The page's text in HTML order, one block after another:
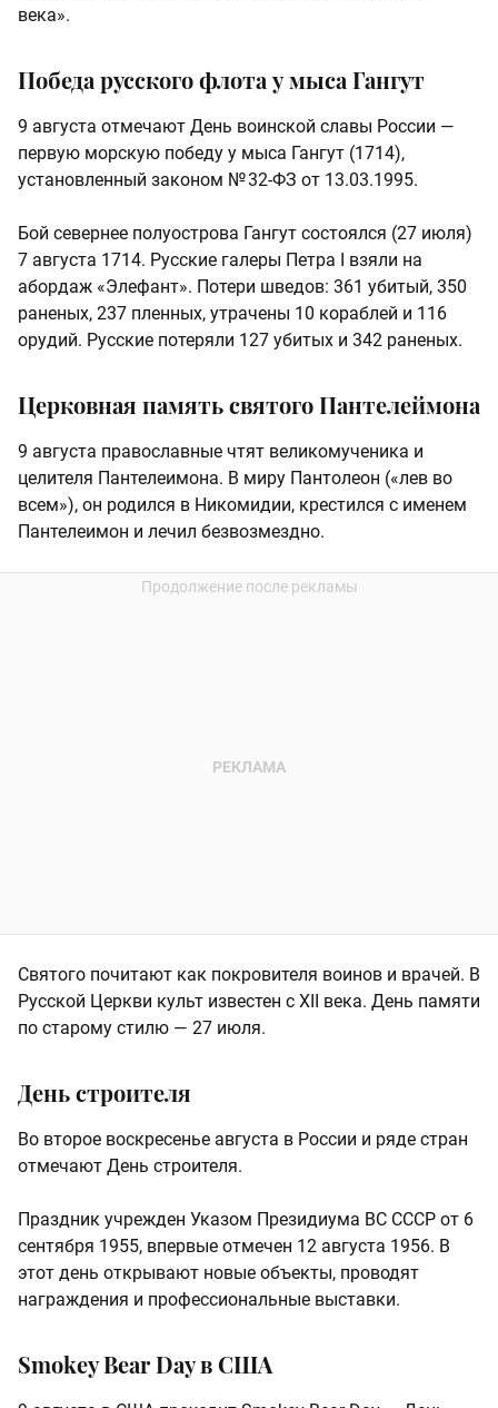
века».
Победа русского флота у мыса Гангут
9 августа отмечают День воинской славы России —
первую морскую победу у мыса Гангут (1714),
установленный законом № 32‑ФЗ от 13.03.1995.
Бой севернее полуострова Гангут состоялся (27 июля)
7 августа 1714. Русские галеры Петра I взяли на
абордаж «Элефант». Потери шведов: 361 убитый, 350
раненых, 237 пленных, утрачены 10 кораблей и 116
орудий. Русские потеряли 127 убитых и 342 раненых.
Церковная память святого Пантелеймона
9 августа православные чтят великомученика и
целителя Пантелеимона. В миру Пантолеон («лев во
всем»), он родился в Никомидии, крестился с именем
Пантелеимон и лечил безвозмездно.
Святого почитают как покровителя воинов и врачей. В
Русской Церкви культ известен с XII века. День памяти
по старому стилю — 27 июля.
День строителя
Во второе воскресенье августа в России и ряде стран
отмечают День строителя.
Праздник учрежден Указом Президиума ВС СССР от 6
сентября 1955, впервые отмечен 12 августа 1956. В
этот день открывают новые объекты, проводят
награждения и профессиональные выставки.
Smokey Bear Day в США